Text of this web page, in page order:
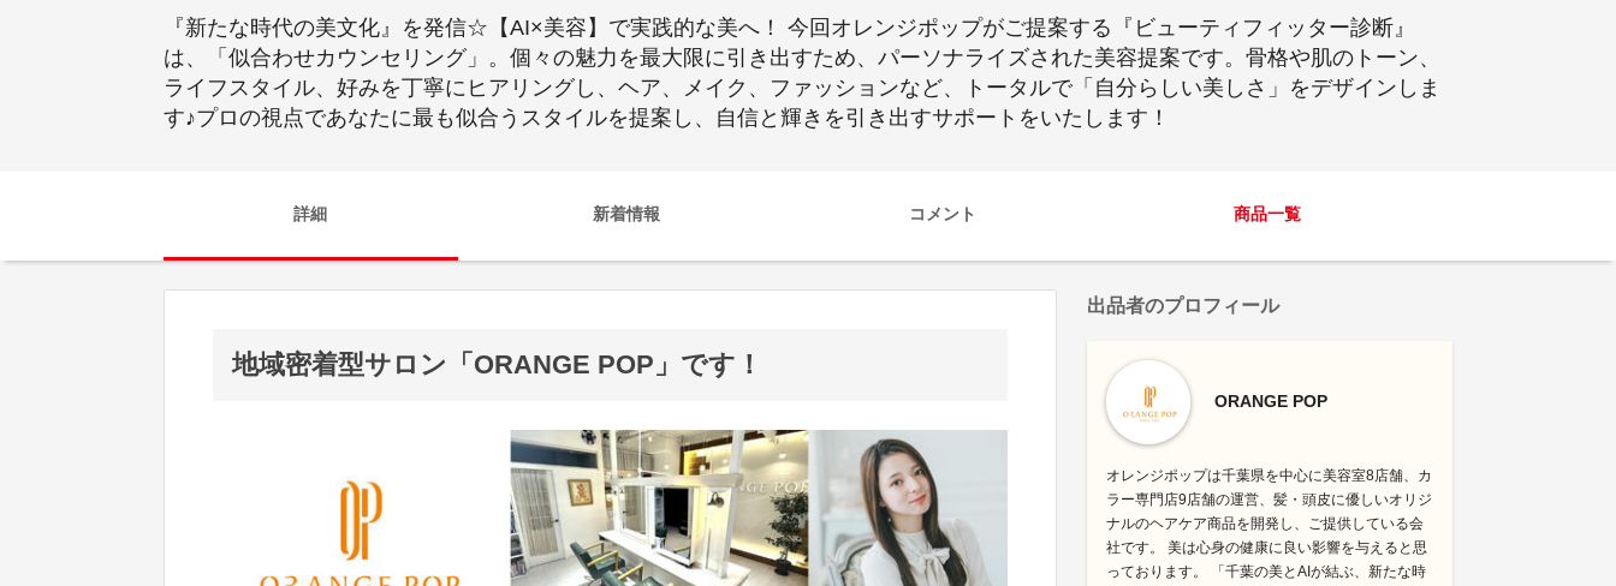
『新たな時代の美文化』を発信☆【AI×美容】で実践的な美へ！ 今回オレンジポップがご提案する『ビューティフィッター診断』
は、「似合わせカウンセリング」。個々の魅力を最大限に引き出すため、パーソナライズされた美容提案です。骨格や肌のトーン、
ライフスタイル、好みを丁寧にヒアリングし、ヘア、メイク、ファッションなど、トータルで「自分らしい美しさ」をデザインしま
す♪プロの視点であなたに最も似合うスタイルを提案し、自信と輝きを引き出すサポートをいたします！
詳細 新着情報 コメント 商品一覧
地域密着型サロン「ORANGE POP」です！
出品者のプロフィール
ORANGE POP
オレンジポップは千葉県を中心に美容室8店舗、カ
ラー専門店9店舗の運営、髪・頭皮に優しいオリジ
ナルのヘアケア商品を開発し、ご提供している会
社です。 美は心身の健康に良い影響を与えると思
っております。 「千葉の美とAIが結ぶ、新たな時